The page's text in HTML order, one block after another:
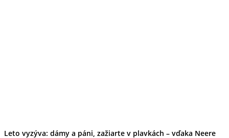
Leto vyzýva: dámy a páni, zažiarte v plavkách – vďaka Neere